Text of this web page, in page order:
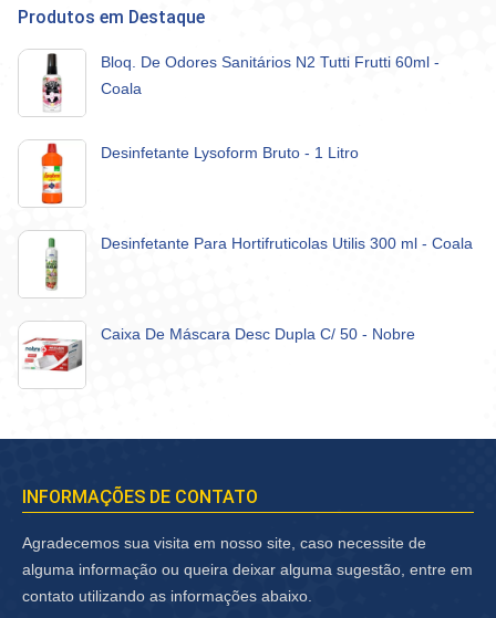
Produtos em Destaque
Bloq. De Odores Sanitários N2 Tutti Frutti 60ml -
Coala
Desinfetante Lysoform Bruto - 1 Litro
Desinfetante Para Hortifruticolas Utilis 300 ml - Coala
Caixa De Máscara Desc Dupla C/ 50 - Nobre
INFORMAÇÕES DE CONTATO
Agradecemos sua visita em nosso site, caso necessite de
alguma informação ou queira deixar alguma sugestão, entre em
contato utilizando as informações abaixo.